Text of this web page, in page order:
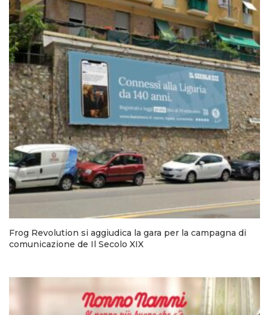
Frog Revolution si aggiudica la gara per la campagna di
comunicazione de Il Secolo XIX